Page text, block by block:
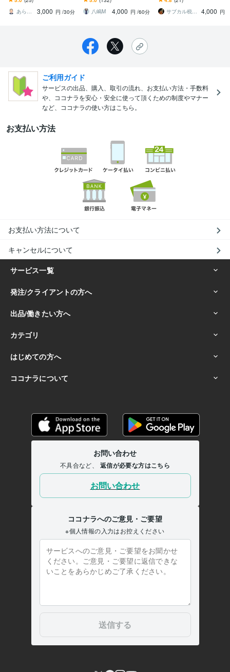
できます。
あらかわいおり
3,000 円 /30分
方向け！追加料金なし！2
級技能士がサポート
八嶋M
4,000 円 /60分
出来るように全力サポー
ト！
サブカル税理士
4,000 円
ご利用ガイド
サービスの出品、購入、取引の流れ、お支払い方法・手数料
や、ココナラを安心・安全に使って頂くための制度やマナー
など、ココナラの使い方はこちら。
お支払い方法
お支払い方法について
キャンセルについて